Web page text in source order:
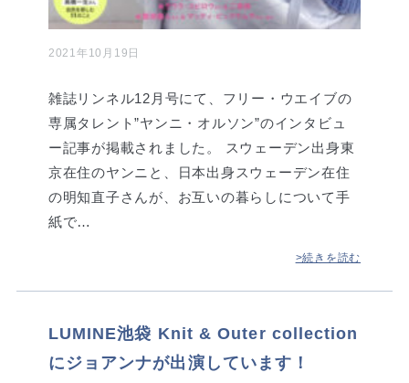
2021年10月19日
雑誌リンネル12月号にて、フリー・ウエイブの
専属タレント”ヤンニ・オルソン”のインタビュ
ー記事が掲載されました。 スウェーデン出身東
京在住のヤンニと、日本出身スウェーデン在住
の明知直子さんが、お互いの暮らしについて手
紙で…
>続きを読む
LUMINE池袋 Knit & Outer collection
にジョアンナが出演しています！